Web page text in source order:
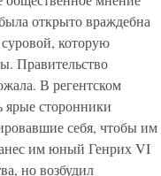
открыто враждебна
которую
Правительство
В регентском
ярые сторонники
себя, чтобы им
им юный Генрих VI
но возбудил